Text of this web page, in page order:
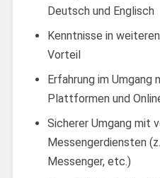
Deutsch und Englisch
Kenntnisse in
Vorteil
Erfahrung im Umgang
Plattformen und
Sicherer Umgang mit
Messengerdiensten
Messenger, etc.)